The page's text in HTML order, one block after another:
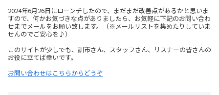
2024年6月26日にローンチしたので、まだまだ改善点があるかと思いま
すので、何かお気づきな点がありましたら、お気軽に下記のお問い合わ
せまでメールをお願い致します。（※メールリストを集めたりしていま
せんのでご安心を♪）
このサイトが少しでも、訓市さん、スタッフさん、リスナーの皆さんの
お役に立てば幸いです。
お問い合わせはこちらからどうぞ